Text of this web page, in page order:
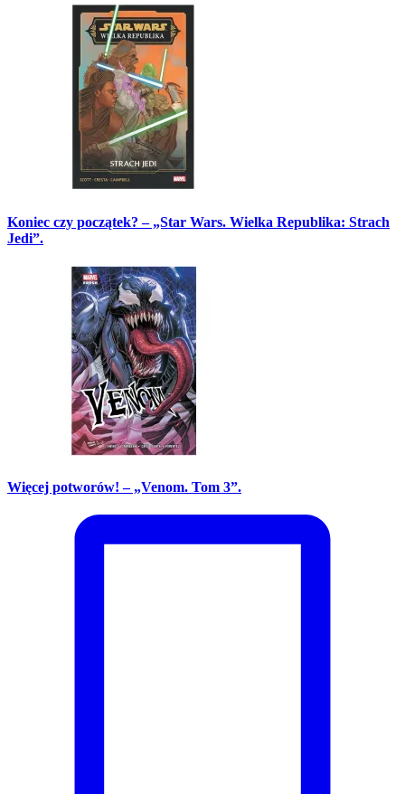
Koniec czy początek? – „Star Wars. Wielka Republika: Strach
Jedi”.
Więcej potworów! – „Venom. Tom 3”.